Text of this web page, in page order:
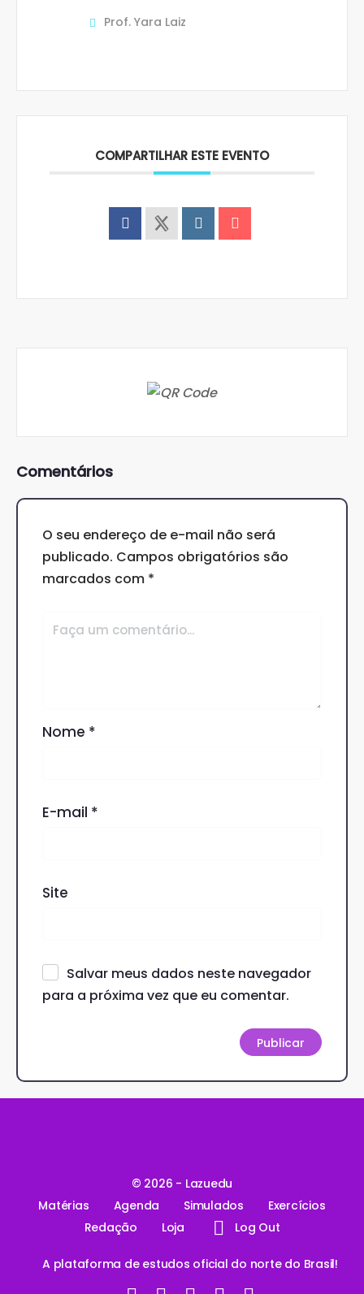
Prof. Yara Laiz
COMPARTILHAR ESTE EVENTO
Comentários
O seu endereço de e-mail não será
publicado. Campos obrigatórios são
marcados com *
Nome *
E-mail *
Site
Salvar meus dados neste navegador
para a próxima vez que eu comentar.
© 2026 - Lazuedu
Matérias
Agenda Simulados
Exercícios
Redação
Loja Log Out
A plataforma de estudos oficial do norte do Brasil!